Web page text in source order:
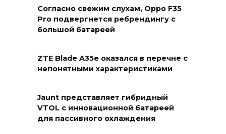
Согласно свежим слухам, Oppo F35
Pro подвергнется ребрендингу с
большой батареей
ZTE Blade A35e оказался в перечне с
непонятными характеристиками
Jaunt представляет гибридный
VTOL с инновационной батареей
для пассивного охлаждения